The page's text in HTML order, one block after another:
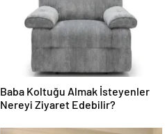
Baba Koltuğu Almak İsteyenler
Nereyi Ziyaret Edebilir?